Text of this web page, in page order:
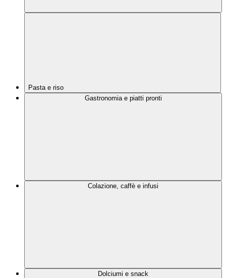
Pasta e riso
Gastronomia e piatti pronti
Colazione, caffè e infusi
Dolciumi e snack